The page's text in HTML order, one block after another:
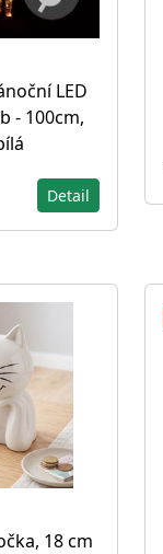
LED
- 100cm,
Detail
18 cm